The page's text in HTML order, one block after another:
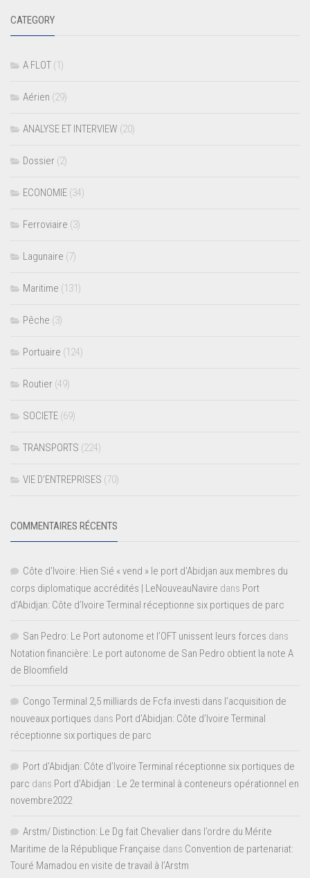
CATEGORY
A FLOT (1)
Aérien (29)
ANALYSE ET INTERVIEW (20)
Dossier (2)
ECONOMIE (34)
Ferroviaire (3)
Lagunaire (7)
Maritime (131)
Pêche (3)
Portuaire (124)
Routier (49)
SOCIETE (69)
TRANSPORTS (224)
VIE D’ENTREPRISES (70)
COMMENTAIRES RÉCENTS
Côte d'Ivoire: Hien Sié « vend » le port d'Abidjan aux membres du
corps diplomatique accrédités | LeNouveauNavire dans Port
d’Abidjan: Côte d’Ivoire Terminal réceptionne six portiques de parc
San Pedro: Le Port autonome et l’OFT unissent leurs forces dans
Notation financière: Le port autonome de San Pedro obtient la note A
de Bloomfield
Congo Terminal 2,5 milliards de Fcfa investi dans l’acquisition de
nouveaux portiques dans Port d’Abidjan: Côte d’Ivoire Terminal
réceptionne six portiques de parc
Port d'Abidjan: Côte d’Ivoire Terminal réceptionne six portiques de
parc dans Port d’Abidjan : Le 2e terminal à conteneurs opérationnel en
novembre2022
Arstm/ Distinction: Le Dg fait Chevalier dans l’ordre du Mérite
Maritime de la République Française dans Convention de partenariat:
Touré Mamadou en visite de travail à l’Arstm